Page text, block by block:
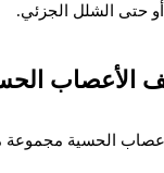
حتى الشلل الجزئي.
الأعصاب
الحسية مجموعة